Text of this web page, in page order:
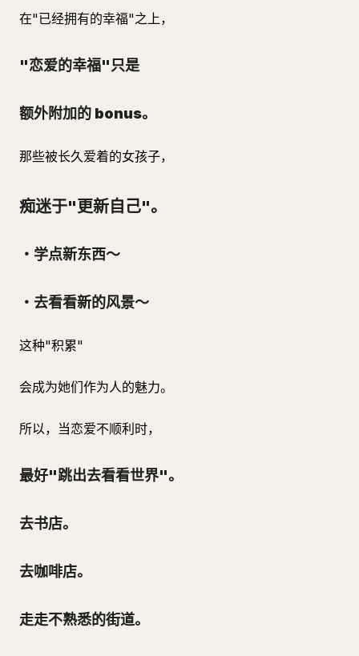
在"已经拥有的幸福"之上，
"恋爱的幸福"只是
额外附加的 bonus。
那些被长久爱着的女孩子，
痴迷于"更新自己"。
・学点新东西～
・去看看新的风景～
这种"积累"
会成为她们作为人的魅力。
所以，当恋爱不顺利时，
最好"跳出去看看世界"。
去书店。
去咖啡店。
走走不熟悉的街道。